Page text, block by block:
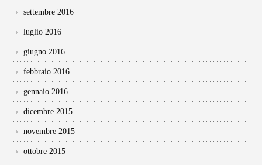
settembre 2016
luglio 2016
giugno 2016
febbraio 2016
gennaio 2016
dicembre 2015
novembre 2015
ottobre 2015